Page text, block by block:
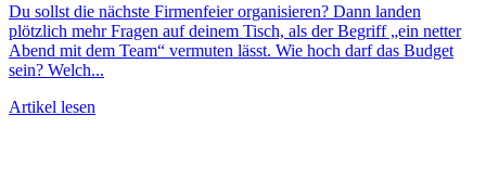
Du sollst die nächste Firmenfeier organisieren? Dann landen
plötzlich mehr Fragen auf deinem Tisch, als der Begriff „ein netter
Abend mit dem Team“ vermuten lässt. Wie hoch darf das Budget
sein? Welch...
Artikel lesen